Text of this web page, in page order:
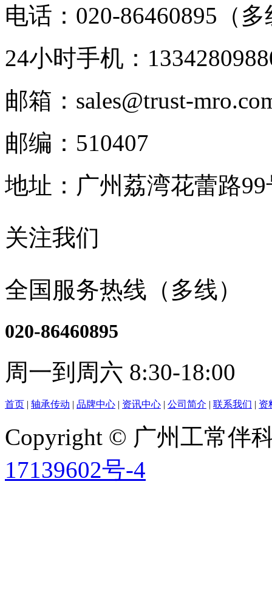
电话：020-86460895（
24小时手机：
邮箱：sales@trust-
邮编：510407
地址：广州荔湾花蕾路
关注我们
全国服务热线（多线）
020-86460895
周一到周六 8:30-18:00
首页 | 轴承传动 | 品牌中心 | 资讯中心 | 公司简介 | 联系我们 | 资
Copyright © 广州工常伴
17139602号-4